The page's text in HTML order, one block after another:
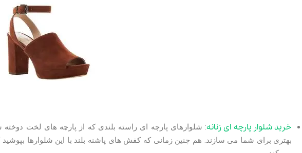
خرید شلوار پارچه ای زنانه: شلوارهای پارچه ای راسته بلندی که از پارچه های لخت دوخته
بهتری برای شما می سازند. هم چنین زمانی که کفش های پاشنه بلند با این شلوارها
مشاهد و خرید